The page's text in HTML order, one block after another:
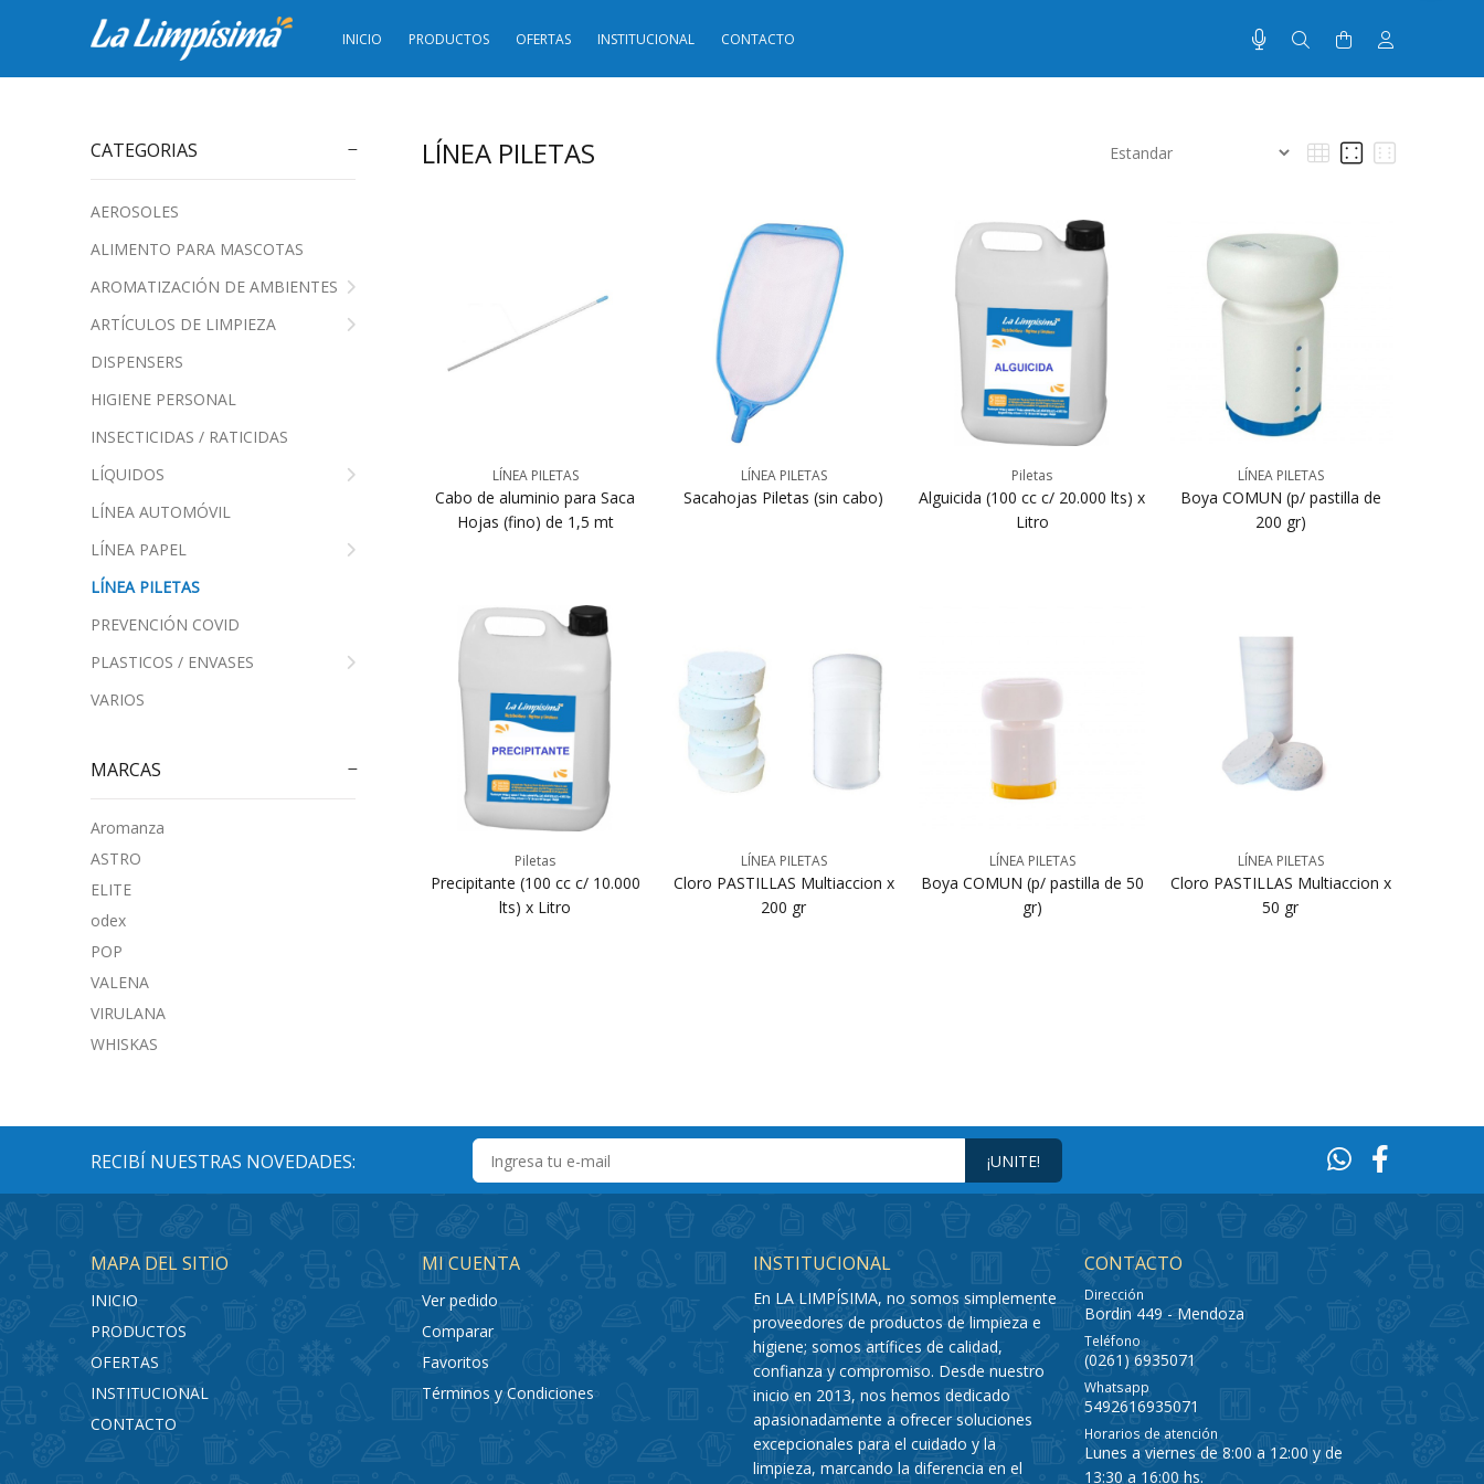
INICIO PRODUCTOS OFERTAS INSTITUCIONAL CONTACTO
CATEGORIAS
AEROSOLES
ALIMENTO PARA MASCOTAS
AROMATIZACIÓN DE AMBIENTES
ARTÍCULOS DE LIMPIEZA
DISPENSERS
HIGIENE PERSONAL
INSECTICIDAS / RATICIDAS
LÍQUIDOS
LÍNEA AUTOMÓVIL
LÍNEA PAPEL
LÍNEA PILETAS
PREVENCIÓN COVID
PLASTICOS / ENVASES
VARIOS
MARCAS
Aromanza
ASTRO
ELITE
odex
POP
VALENA
VIRULANA
WHISKAS
LÍNEA PILETAS
LÍNEA PILETAS
Cabo de aluminio para Saca
Hojas (fino) de 1,5 mt
LÍNEA PILETAS
Sacahojas Piletas (sin cabo)
Piletas
Alguicida (100 cc c/ 20.000 lts) x
Litro
LÍNEA PILETAS
Boya COMUN (p/ pastilla de
200 gr)
Piletas
Precipitante (100 cc c/ 10.000
lts) x Litro
LÍNEA PILETAS
Cloro PASTILLAS Multiaccion x
200 gr
LÍNEA PILETAS
Boya COMUN (p/ pastilla de 50
gr)
LÍNEA PILETAS
Cloro PASTILLAS Multiaccion x
50 gr
RECIBÍ NUESTRAS NOVEDADES: ¡UNITE!
MAPA DEL SITIO
INICIO
PRODUCTOS
OFERTAS
INSTITUCIONAL
CONTACTO
MI CUENTA
Ver pedido
Comparar
Favoritos
Términos y Condiciones
INSTITUCIONAL
En LA LIMPÍSIMA, no somos simplemente
proveedores de productos de limpieza e
higiene; somos artífices de calidad,
confianza y compromiso. Desde nuestro
inicio en 2013, nos hemos dedicado
apasionadamente a ofrecer soluciones
excepcionales para el cuidado y la
limpieza, marcando la diferencia en el
CONTACTO
Dirección
Bordin 449 - Mendoza
Teléfono
(0261) 6935071
Whatsapp
5492616935071
Horarios de atención
Lunes a viernes de 8:00 a 12:00 y de
13:30 a 16:00 hs.